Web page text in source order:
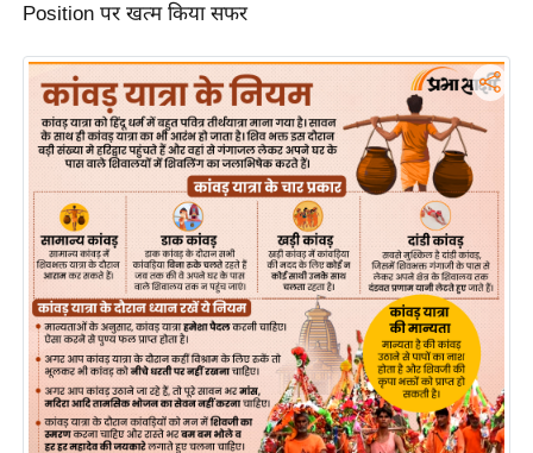
बे
मि
सा
श
य
त
यं
ग
डि
या
सा
Position पर खत्म किया सफर